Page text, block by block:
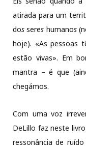
atirada para um
dos seres humanos
hoje). «As pessoas
estão vivas». Em
mantra – é que
chegámos.
Com uma voz
DeLillo faz neste
ressonância de